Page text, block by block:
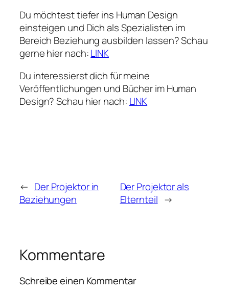
Du möchtest tiefer ins Human Design
einsteigen und Dich als Spezialisten im
Bereich Beziehung ausbilden lassen? Schau
gerne hier nach:LINK
Du interessierst dich für meine
Veröffentlichungen und Bücher im Human
Design? Schau hier nach: LINK
← Der Projektor in
Beziehungen
Der Projektor als
Elternteil →
Kommentare
Schreibe einen Kommentar